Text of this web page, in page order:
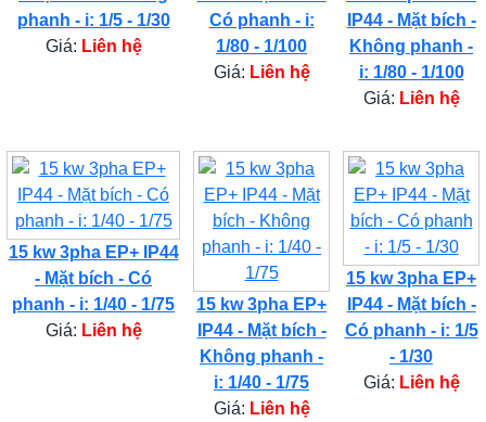
phanh - i: 1/5 - 1/30
Giá: Liên hệ
Có phanh - i:
1/80 - 1/100
Giá: Liên hệ
IP44 - Mặt bích -
Không phanh -
i: 1/80 - 1/100
Giá: Liên hệ
15 kw 3pha EP+ IP44
- Mặt bích - Có
phanh - i: 1/40 - 1/75
Giá: Liên hệ
15 kw 3pha EP+
IP44 - Mặt bích -
Không phanh -
i: 1/40 - 1/75
Giá: Liên hệ
15 kw 3pha EP+
IP44 - Mặt bích -
Có phanh - i: 1/5
- 1/30
Giá: Liên hệ